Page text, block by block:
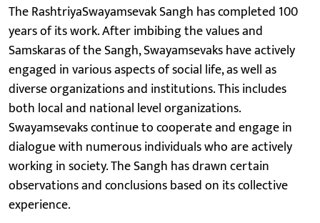
The RashtriyaSwayamsevak Sangh has completed 100
years of its work. After imbibing the values and
Samskaras of the Sangh, Swayamsevaks have actively
engaged in various aspects of social life, as well as
diverse organizations and institutions. This includes
both local and national level organizations.
Swayamsevaks continue to cooperate and engage in
dialogue with numerous individuals who are actively
working in society. The Sangh has drawn certain
observations and conclusions based on its collective
experience.